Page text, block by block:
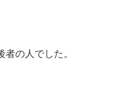
の人でした。